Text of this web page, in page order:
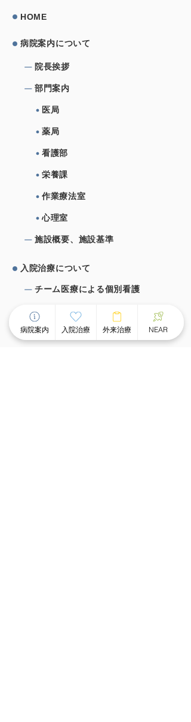
HOME
病院案内について
院⻑挨拶
部⾨案内
医局
薬局
看護部
栄養課
作業療法室
心理室
施設概要、施設基準
⼊院治療について
チーム医療による個別看護
スピーディな受け⼊れ体制
⾯会のご案内
病院案内 入院治療 外来治療 NEAR